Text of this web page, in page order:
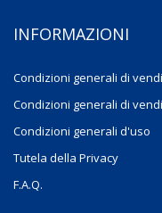
INFORMAZIONI
Condizioni generali di
Condizioni generali di
Condizioni generali d'uso
Tutela della Privacy
F.A.Q.